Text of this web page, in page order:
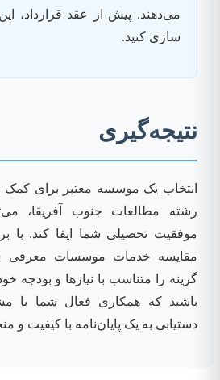
می‌دهند. پیش از عقد قرارداد،
سازی کنید.
نتیجه‌گیری
انتخاب یک موسسه معتبر برای کمک
رشته مطالعات جنوب آفریقا،
موفقیت تحصیلی شما ایفا کند. با
مقایسه خدمات موسسات معرفی
گزینه را متناسب با نیازها و بودجه
باشید که همکاری فعال شما با
دستیابی به یک پایان‌نامه با کیفیت و